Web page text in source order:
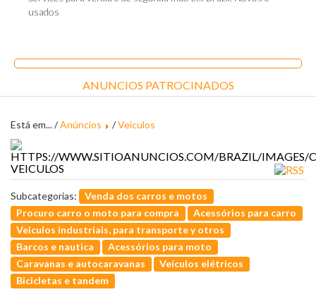
usados
ANUNCIOS PATROCINADOS
Está em... /Anúncios /Veiculos
VEICULOS
Subcategorias:
Venda dos carros e motos
Procuro carro o moto para compra
Acessórios para carro
Veiculos industriais, para transporte y otros
Barcos e nautica
Acessórios para moto
Caravanas e autocaravanas
Veículos elétricos
Bicicletas e tandem